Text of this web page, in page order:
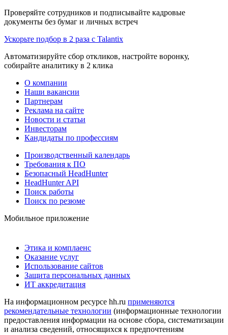
Проверяйте сотрудников и подписывайте кадровые
документы без бумаг и личных встреч
Ускорьте подбор в 2 раза с Talantix
Автоматизируйте сбор откликов, настройте воронку,
собирайте аналитику в 2 клика
О компании
Наши вакансии
Партнерам
Реклама на сайте
Новости и статьи
Инвесторам
Кандидаты по профессиям
Производственный календарь
Требования к ПО
Безопасный HeadHunter
HeadHunter API
Поиск работы
Поиск по резюме
Мобильное приложение
Этика и комплаенс
Оказание услуг
Использование сайтов
Защита персональных данных
ИТ аккредитация
На информационном ресурсе hh.ru применяются
рекомендательные технологии (информационные технологии
предоставления информации на основе сбора, систематизации
и анализа сведений, относящихся к предпочтениям